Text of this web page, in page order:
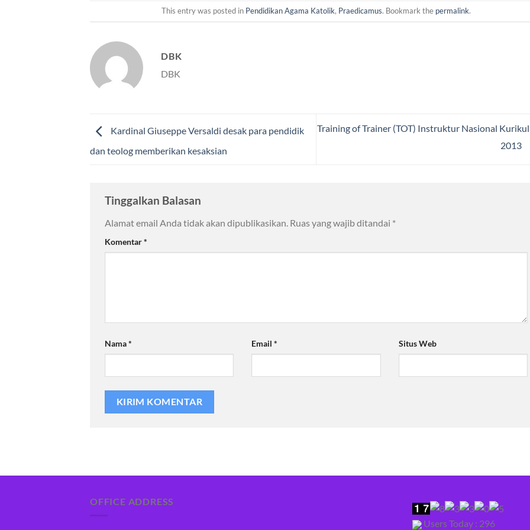
This entry was posted in Pendidikan Agama Katolik, Praedicamus. Bookmark the permalink.
DBK
DBK
Kardinal Giuseppe Versaldi desak para pendidik
dan teolog memberikan kesaksian
Training of Trainer (TOT) Instruktur Nasional
2013
Tinggalkan Balasan
Alamat email Anda tidak akan dipublikasikan. Ruas yang wajib ditandai *
Komentar*
Nama* Email* Situs Web
OFFICE ADDRESS
Users Today : 296